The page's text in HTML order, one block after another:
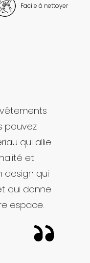
Facile à nettoyer
pouvez
qui allie
et
design qui
qui donne
espace.